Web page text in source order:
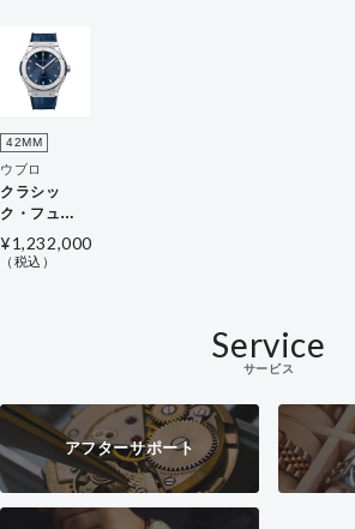
42MM
ウブロ
クラシッ
ク・フュー
ジョン チタ
ニウム ブル
¥1,232,000
（税込）
Service
サービス
アフターサポート